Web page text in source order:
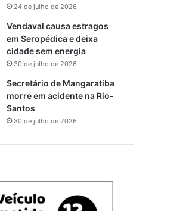
24 de julho de 2026
Vendaval causa estragos
em Seropédica e deixa
cidade sem energia
30 de julho de 2026
Secretário de Mangaratiba
morre em acidente na Rio-
Santos
30 de julho de 2026